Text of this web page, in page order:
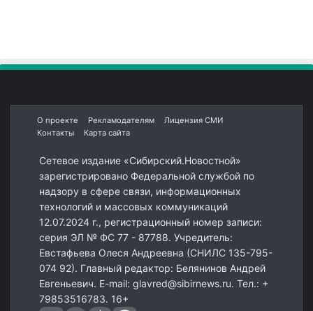
О проекте Рекламодателям
Лицензия СМИ
Контакты
Карта сайта
Сетевое издание «Сибирский.Новостной»
зарегистрировано Федеральной службой по
надзору в сфере связи, информационных
технологий и массовых коммуникаций
12.07.2024 г., регистрационный номер записи:
серия ЭЛ № ФС 77 - 87788. Учредитель:
Евстафьева Олеся Андреевна (СНИЛС 135-795-
074 92). Главный редактор: Белянинов Андрей
Евгеньевич. E-mail: glavred@sibirnews.ru. Тел.: +
79853516783. 16+